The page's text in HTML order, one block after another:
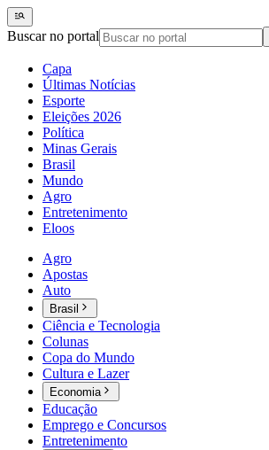
Buscar no portal
Capa
Últimas Notícias
Esporte
Eleições 2026
Política
Minas Gerais
Brasil
Mundo
Agro
Entretenimento
Eloos
Agro
Apostas
Auto
Brasil
Ciência e Tecnologia
Colunas
Copa do Mundo
Cultura e Lazer
Economia
Educação
Emprego e Concursos
Entretenimento